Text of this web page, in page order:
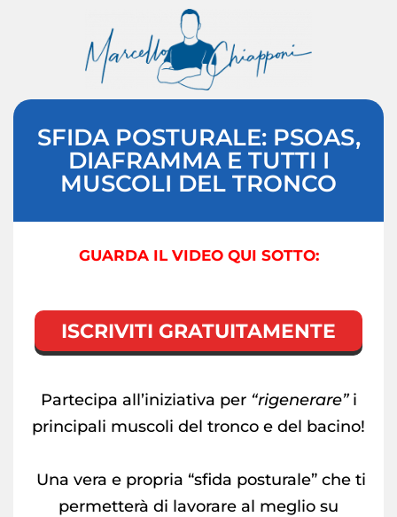
SFIDA POSTURALE: PSOAS,
DIAFRAMMA E TUTTI I
MUSCOLI DEL TRONCO
GUARDA IL VIDEO QUI SOTTO:
ISCRIVITI GRATUITAMENTE
Partecipa all’iniziativa per“rigenerare”i
principali muscoli del tronco e del bacino!
Una vera e propria “sfida posturale” che ti
permetterà di lavorare al meglio su